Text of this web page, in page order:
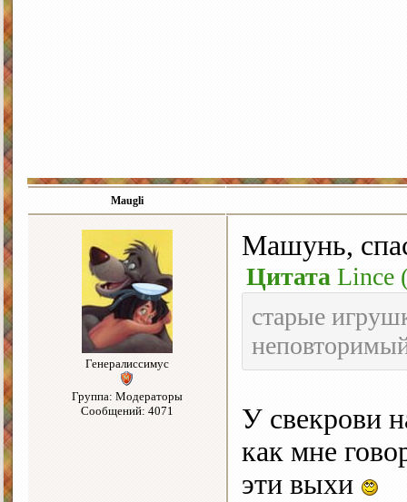
Maugli
Генералиссимус
Группа: Модераторы
Сообщений: 4071
Машунь,
Цитата Lince
старые
У свекрови
как мне
эти выхи